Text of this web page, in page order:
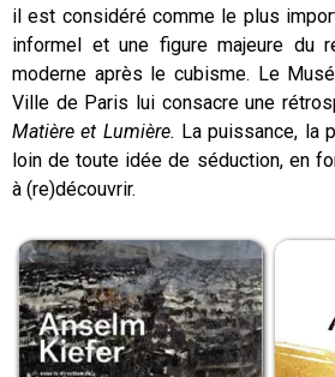
il est considéré comme le plus
informel et une figure majeure du
moderne après le cubisme. Le
Ville de Paris lui consacre une
Matière et Lumière. La puissance, la
loin de toute idée de séduction, en
à (re)découvrir.